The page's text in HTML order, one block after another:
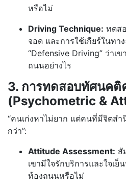
หรือไม่
Driving Technique: ทดส
จอด และการใช้เกียร์ในท
“Defensive Driving” ว่าเ
ถนนอย่างไร
3. การทดสอบทัศนคติ
(Psychometric &
“คนเก่งหาไม่ยาก แต่คนที่มีจิตส
กว่า”:
Attitude Assessment: สั
เขามีใจรักบริการและใจเ
ท้องถนนหรือไม่